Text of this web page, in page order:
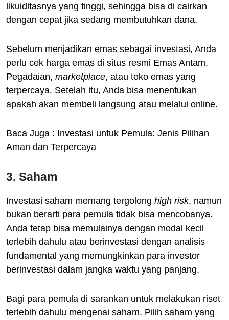
likuiditasnya yang tinggi, sehingga bisa di cairkan
dengan cepat jika sedang membutuhkan dana.
Sebelum menjadikan emas sebagai investasi, Anda
perlu cek harga emas di situs resmi Emas Antam,
Pegadaian, marketplace, atau toko emas yang
terpercaya. Setelah itu, Anda bisa menentukan
apakah akan membeli langsung atau melalui online.
Baca Juga : Investasi untuk Pemula: Jenis Pilihan
Aman dan Terpercaya
3. Saham
Investasi saham memang tergolong high risk, namun
bukan berarti para pemula tidak bisa mencobanya.
Anda tetap bisa memulainya dengan modal kecil
terlebih dahulu atau berinvestasi dengan analisis
fundamental yang memungkinkan para investor
berinvestasi dalam jangka waktu yang panjang.
Bagi para pemula di sarankan untuk melakukan riset
terlebih dahulu mengenai saham. Pilih saham yang